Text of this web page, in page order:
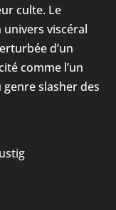
culte. Le
viscéral
d’un
comme l’un
slasher des